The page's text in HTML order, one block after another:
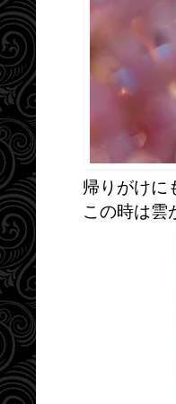
帰りがけ
この時は雲